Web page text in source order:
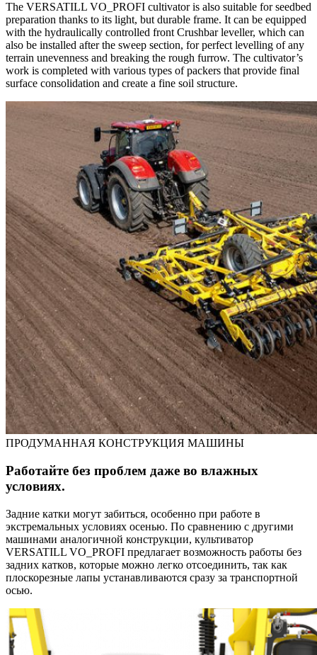
The VERSATILL VO_PROFI cultivator is also suitable for seedbed
preparation thanks to its light, but durable frame. It can be equipped
with the hydraulically controlled front Crushbar leveller, which can
also be installed after the sweep section, for perfect levelling of any
terrain unevenness and breaking the rough furrow. The cultivator’s
work is completed with various types of packers that provide final
surface consolidation and create a fine soil structure.
ПРОДУМАННАЯ КОНСТРУКЦИЯ МАШИНЫ
Работайте без проблем даже во влажных
условиях.
Задние катки могут забиться, особенно при работе в
экстремальных условиях осенью. По сравнению с другими
машинами аналогичной конструкции, культиватор
VERSATILL VO_PROFI предлагает возможность работы без
задних катков, которые можно легко отсоединить, так как
плоскорезные лапы устанавливаются сразу за транспортной
осью.